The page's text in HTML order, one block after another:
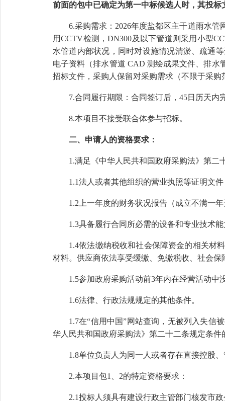
前面的包中已确定为第一中标候选人时，其投
6.采购需求： 2026年度盐都区主干道雨水管
用CCTV检测，DN300及 以下管道则采用小型
水管道内部状况，同时对设施情况清淤、疏通
电子资料 （排水管道 CAD 测绘成果文件、排水
招标文件，采购人保留对采购需求（不限于采
7.合同履行期限： 合同签订后， 45日历天内
8.本项目 不接受联合体参与招标。
二、申请人的资格要求：
1.满足《中华人民共和国政府采购法》第二
1.1法人或者其他组织的营业执照等证明文
1.2上一年度的财务状况报告（成立不满一
1.3具备履行合同所必需的设备和专业技术
1.4依法缴纳税收和社会保障资金的相关材
材料。供应商依法享受缓缴、免缴税收、社会
1.5参加政府采购活动前3年内在经营活动中
1.6法律、行政法规规定的其他条件。
1.7在“信用中国”网站查询，无被列入失信
华人民共和国政府采购法》第二十二条规定条
1.8单位负责人为同一人或者存在直接控股
2.本项目 包1、2的特定资格要求：
2.1投标人须具有建设行政主管部门核发市